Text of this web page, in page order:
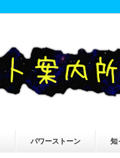
パワーストーン 知